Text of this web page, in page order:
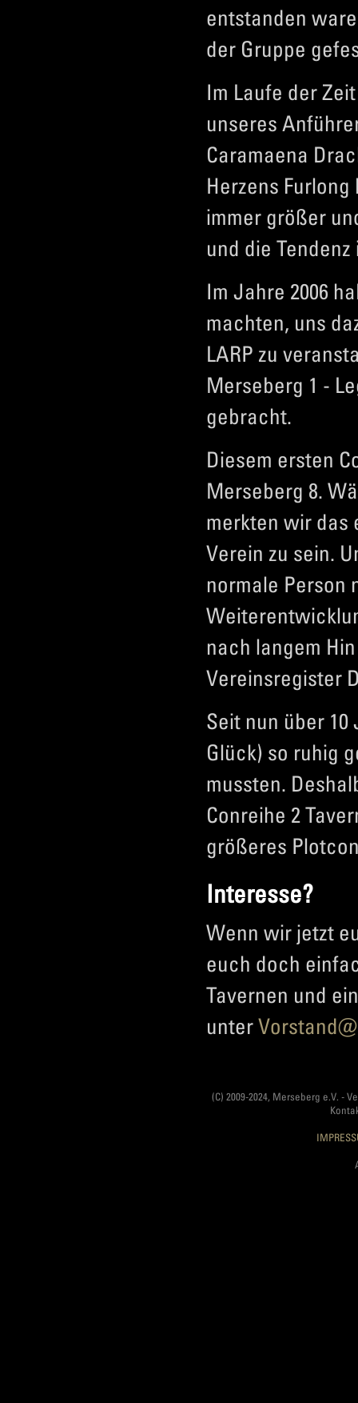
entstanden
der Gruppe
Im Laufe der
unseres
Caramaena
Herzens
immer größer
und die
Im Jahre 2006
machten, uns
LARP zu
Merseberg 1 -
gebracht.
Diesem ersten
Merseberg 8.
merkten wir das
Verein zu sein.
normale Person
nach langem
Vereinsregister
Seit nun über
Glück) so ruhig
mussten.
Conreihe 2
größeres
Interesse?
Wenn wir jetzt
euch doch
Tavernen und
unter
(C) 2009-2024, Merseberg e.V. -